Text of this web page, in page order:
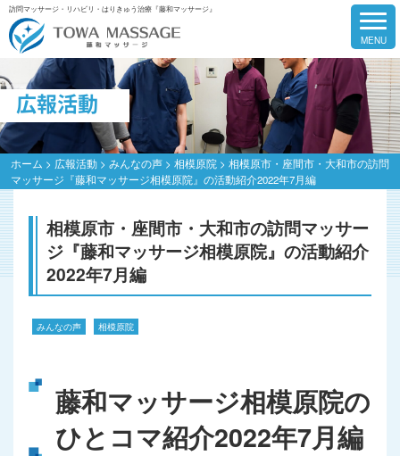
訪問マッサージ・リハビリ・はりきゅう治療『藤和マッサージ』
広報活動
ホーム > 広報活動> みんなの声> 相模原院> 相模原市・座間市・大和市の訪問
マッサージ『藤和マッサージ相模原院』の活動紹介2022年7月編
相模原市・座間市・大和市の訪問マッサー
ジ『藤和マッサージ相模原院』の活動紹介
2022年7月編
みんなの声 相模原院
藤和マッサージ相模原院の
ひとコマ紹介2022年7月編